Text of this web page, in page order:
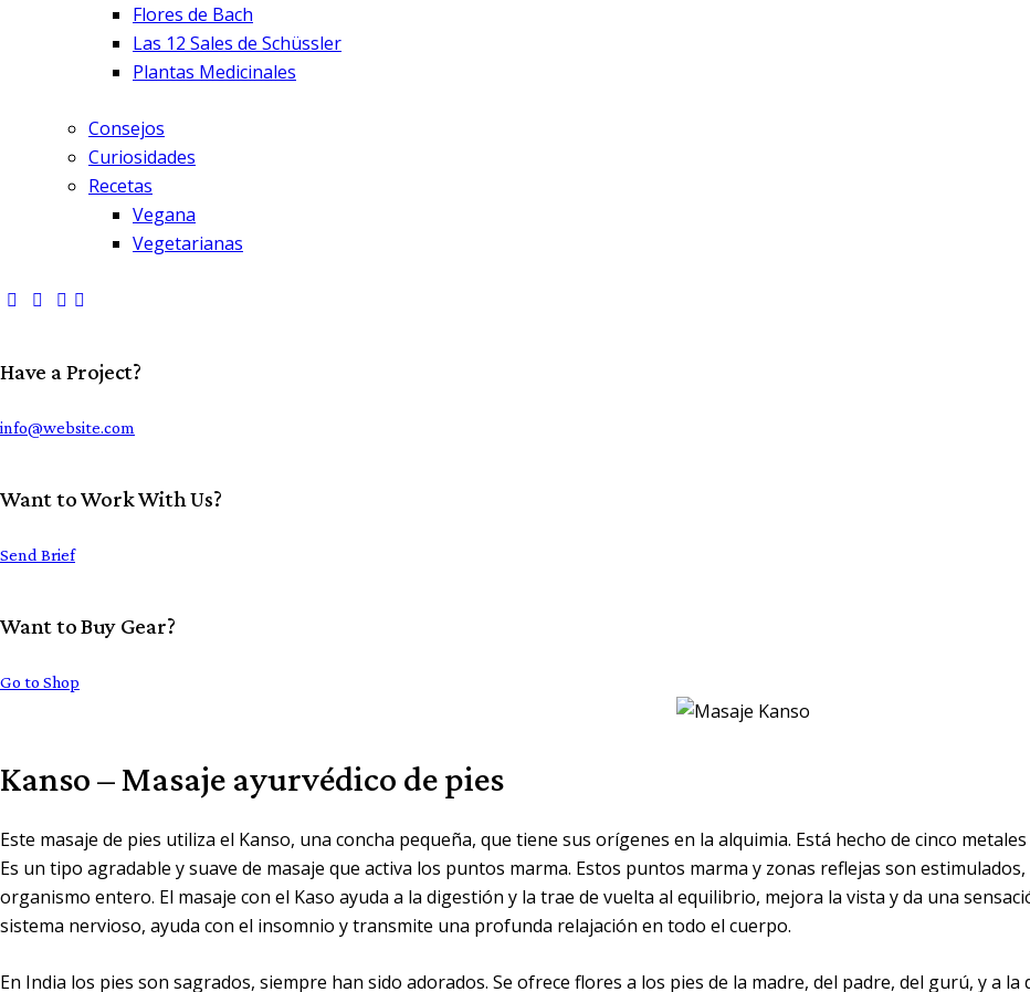
Flores de Bach
Las 12 Sales de Schüssler
Plantas Medicinales
Consejos
Curiosidades
Recetas
Vegana
Vegetarianas
Have a Project?
info@website.com
Want to Work With Us?
Send Brief
Want to Buy Gear?
Go to Shop
Kanso – Masaje ayurvédico de pies
Este masaje de pies utiliza el Kanso, una concha pequeña, que tiene sus orígenes en la alquimia. Está hecho de cinco
Es un tipo agradable y suave de masaje que activa los puntos marma. Estos puntos marma y zonas reflejas son
organismo entero. El masaje con el Kaso ayuda a la digestión y la trae de vuelta al equilibrio, mejora la vista y da una
sistema nervioso, ayuda con el insomnio y transmite una profunda relajación en todo el cuerpo.
En India los pies son sagrados, siempre han sido adorados. Se ofrece flores a los pies de la madre, del padre, del gurú, y a